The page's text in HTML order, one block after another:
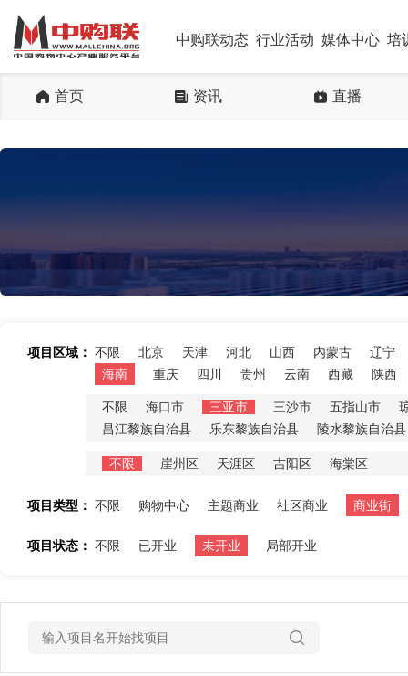
中购联动态 行业活动 媒体中心 培
首页 资讯 直播
项目区域： 不限 北京 天津 河北 山西 内蒙古
辽宁
海南
重庆 四川 贵州 云南 西藏 陕西
不限 海口市 三亚市 三沙市 五指山市
昌江黎族自治县
乐东黎族自治县 陵水黎族自治县
不限 崖州区 天涯区 吉阳区 海棠区
项目类型： 不限 购物中心 主题商业 社区商业 商业街
项目状态： 不限 已开业 未开业 局部开业